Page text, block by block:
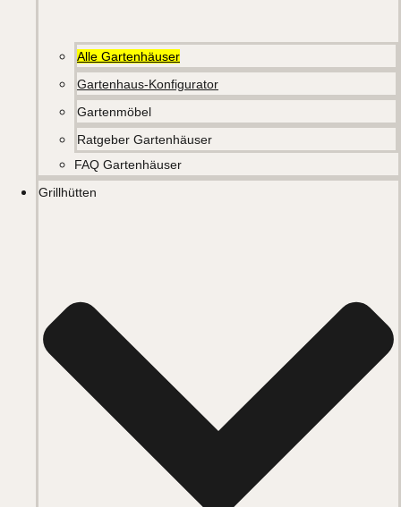
Alle Gartenhäuser
Gartenhaus-Konfigurator
Gartenmöbel
Ratgeber Gartenhäuser
FAQ Gartenhäuser
Grillhütten